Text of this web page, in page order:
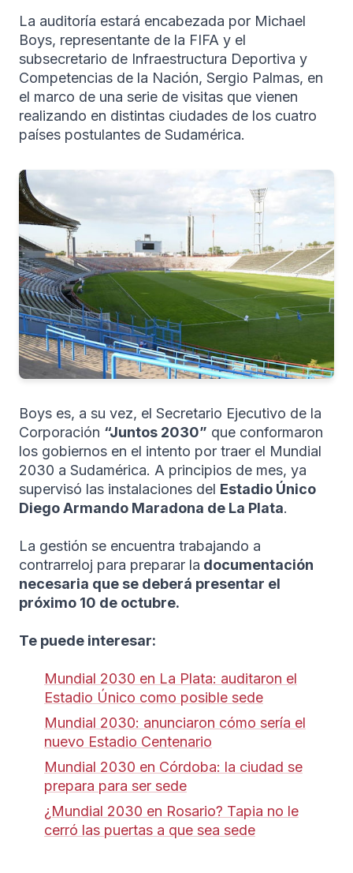
La auditoría estará encabezada por Michael
Boys, representante de la FIFA y el
subsecretario de Infraestructura Deportiva y
Competencias de la Nación, Sergio Palmas, en
el marco de una serie de visitas que vienen
realizando en distintas ciudades de los cuatro
países postulantes de Sudamérica.
Boys es, a su vez, el Secretario Ejecutivo de la
Corporación “Juntos 2030” que conformaron
los gobiernos en el intento por traer el Mundial
2030 a Sudamérica. A principios de mes, ya
supervisó las instalaciones del Estadio Único
Diego Armando Maradona de La Plata.
La gestión se encuentra trabajando a
contrarreloj para preparar la documentación
necesaria que se deberá presentar el
próximo 10 de octubre.
Te puede interesar:
Mundial 2030 en La Plata: auditaron el
Estadio Único como posible sede
Mundial 2030: anunciaron cómo sería el
nuevo Estadio Centenario
Mundial 2030 en Córdoba: la ciudad se
prepara para ser sede
¿Mundial 2030 en Rosario? Tapia no le
cerró las puertas a que sea sede